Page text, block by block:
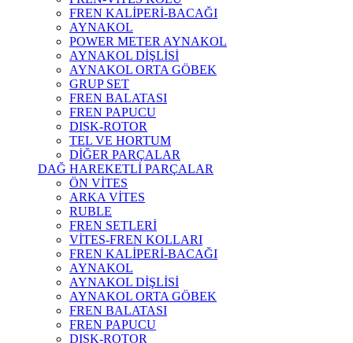
FREN KALİPERİ-BACAĞI
AYNAKOL
POWER METER AYNAKOL
AYNAKOL DİŞLİSİ
AYNAKOL ORTA GÖBEK
GRUP SET
FREN BALATASI
FREN PAPUCU
DISK-ROTOR
TEL VE HORTUM
DİĞER PARÇALAR
DAĞ HAREKETLİ PARÇALAR
ÖN VİTES
ARKA VİTES
RUBLE
FREN SETLERİ
VİTES-FREN KOLLARI
FREN KALİPERİ-BACAĞI
AYNAKOL
AYNAKOL DİŞLİSİ
AYNAKOL ORTA GÖBEK
FREN BALATASI
FREN PAPUCU
DISK-ROTOR